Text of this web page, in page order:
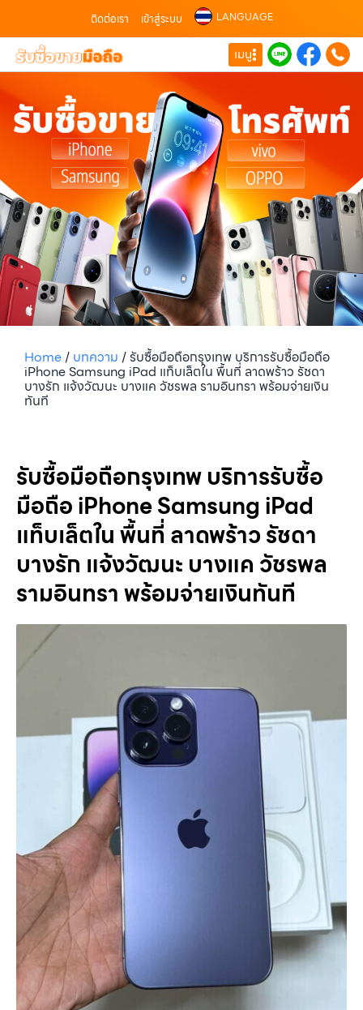
ติดต่อเรา เข้าสู่ระบบ LANGUAGE
เมนู
Home/ บทความ /รับซื้อมือถือกรุงเทพ บริการรับซื้อมือถือ
iPhone Samsung iPad แท็บเล็ตใน พื้นที่ ลาดพร้าว รัชดา
บางรัก แจ้งวัฒนะ บางแค วัชรพล รามอินทรา พร้อมจ่ายเงิน
ทันที
รับซื้อมือถือกรุงเทพ บริการรับซื้อ
มือถือ iPhone Samsung iPad
แท็บเล็ตใน พื้นที่ ลาดพร้าว รัชดา
บางรัก แจ้งวัฒนะ บางแค วัชรพล
รามอินทรา พร้อมจ่ายเงินทันที